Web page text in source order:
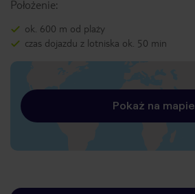
Położenie:
ok. 600 m od plaży
czas dojazdu z lotniska ok. 50 min
Pokaż na mapie